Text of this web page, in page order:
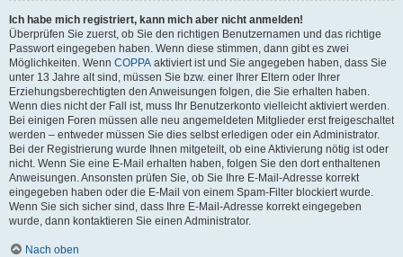
Ich habe mich registriert, kann mich aber nicht anmelden!
Überprüfen Sie zuerst, ob Sie den richtigen Benutzernamen und das richtige
Passwort eingegeben haben. Wenn diese stimmen, dann gibt es zwei
Möglichkeiten. Wenn COPPA aktiviert ist und Sie angegeben haben, dass Sie
unter 13 Jahre alt sind, müssen Sie bzw. einer Ihrer Eltern oder Ihrer
Erziehungsberechtigten den Anweisungen folgen, die Sie erhalten haben.
Wenn dies nicht der Fall ist, muss Ihr Benutzerkonto vielleicht aktiviert werden.
Bei einigen Foren müssen alle neu angemeldeten Mitglieder erst freigeschaltet
werden – entweder müssen Sie dies selbst erledigen oder ein Administrator.
Bei der Registrierung wurde Ihnen mitgeteilt, ob eine Aktivierung nötig ist oder
nicht. Wenn Sie eine E-Mail erhalten haben, folgen Sie den dort enthaltenen
Anweisungen. Ansonsten prüfen Sie, ob Sie Ihre E-Mail-Adresse korrekt
eingegeben haben oder die E-Mail von einem Spam-Filter blockiert wurde.
Wenn Sie sich sicher sind, dass Ihre E-Mail-Adresse korrekt eingegeben
wurde, dann kontaktieren Sie einen Administrator.
Nach oben